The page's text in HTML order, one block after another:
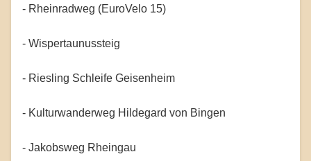
- Rheinradweg (EuroVelo 15)
- Wispertaunussteig
- Riesling Schleife Geisenheim
- Kulturwanderweg Hildegard von Bingen
- Jakobsweg Rheingau